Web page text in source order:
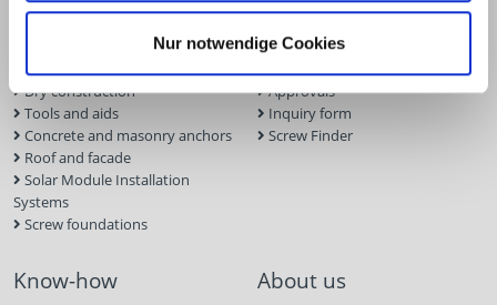
Nur notwendige Cookies
Wood construction screws
Wood connectors
Dry construction
Tools and aids
Concrete and masonry anchors
Roof and facade
Solar Module Installation
Systems
Screw foundations
Solar Planner
BIM Portal
Approvals
Inquiry form
Screw Finder
Know-how About us